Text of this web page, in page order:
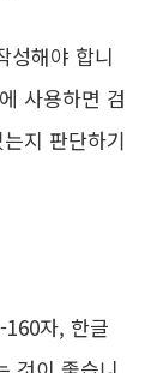
성해야 합니
사용하면 검
지 판단하기
자, 한글